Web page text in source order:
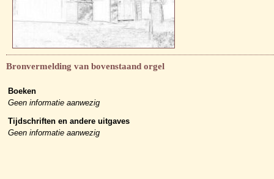
Bronvermelding van bovenstaand orgel
Boeken
Geen informatie aanwezig
Tijdschriften en andere uitgaves
Geen informatie aanwezig